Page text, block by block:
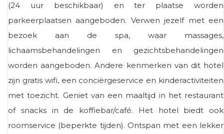
(24 uur beschikbaar) en ter plaatse worden
parkeerplaatsen aangeboden. Verwen jezelf met een
bezoek aan de spa, waar massages,
lichaamsbehandelingen en gezichtsbehandelingen
worden aangeboden. Andere kenmerken van dit hotel
zijn gratis wifi, een conciërgeservice en kinderactiviteiten
met toezicht. Geniet van een maaltijd in het restaurant
of snacks in de koffiebar/café. Het hotel biedt ook
roomservice (beperkte tijden). Ontspan met een lekker